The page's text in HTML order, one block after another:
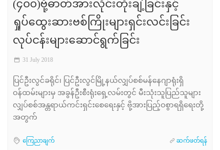
(၄၀၀)ဗို့ဓာတ်အားလိုင်းတိုးချဲ့ခြင်းနှင့်
ရှုပ်ထွေးဆားဗစ်ကြိုးများရှင်းလင်းခြင်း
လုပ်ငန်းများဆောင်ရွက်ခြင်း
31 July 2018
ပြင်ဦးလွင်ခရိုင်၊ ပြင်ဦးလွင်မြို့နယ်လျှပ်စစ်မန်နေဂျာရုံးရှိ
ဝန်ထမ်းများမှ အခွန်ဦးစီးရုံးရှေ့လမ်းတွင် မီးသုံးသူပြည်သူများ
လျှပ်စစ်အန္တရာယ်ကင်းရှင်းစေရေးနှင့် ဗို့အားပြည့်ဝစွာရရှိရေးတို့
အတွက်
ကြေညာချက် ဆက်ဖတ်ရန်